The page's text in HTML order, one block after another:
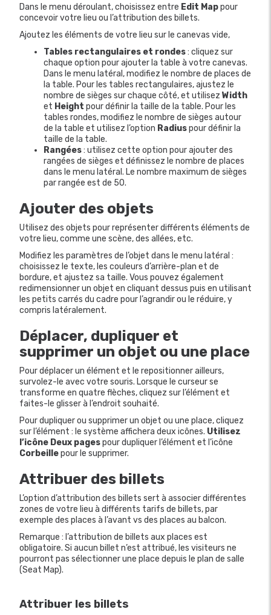
Dans le menu déroulant, choisissez entre Edit Mappour
concevoir votre lieu ou l’attribution des billets.
Ajoutez les éléments de votre lieu sur le canevas vide,
Tables rectangulaires et rondes: cliquez sur
chaque option pour ajouter la table à votre canevas.
Dans le menu latéral, modifiez le nombre de places de
la table. Pour les tables rectangulaires, ajustez le
nombre de sièges sur chaque côté, et utilisez Width
et Height pour définir la taille de la table. Pour les
tables rondes, modifiez le nombre de sièges autour
de la table et utilisez l’option Radiuspour définir la
taille de la table.
Rangées: utilisez cette option pour ajouter des
rangées de sièges et définissez le nombre de places
dans le menu latéral. Le nombre maximum de sièges
par rangée est de 50.
Ajouter des objets
Utilisez des objets pour représenter différents éléments de
votre lieu, comme une scène, des allées, etc.
Modifiez les paramètres de l’objet dans le menu latéral :
choisissez le texte, les couleurs d’arrière-plan et de
bordure, et ajustez sa taille. Vous pouvez également
redimensionner un objet en cliquant dessus puis en utilisant
les petits carrés du cadre pour l’agrandir ou le réduire, y
compris latéralement.
Déplacer, dupliquer et
supprimer un objet ou une place
Pour déplacer un élément et le repositionner ailleurs,
survolez-le avec votre souris. Lorsque le curseur se
transforme en quatre flèches, cliquez sur l’élément et
faites-le glisser à l’endroit souhaité.
Pour dupliquer ou supprimer un objet ou une place, cliquez
sur l’élément : le système affichera deux icônes. Utilisez
l’icône Deux pagespour dupliquer l’élément et l’icône
Corbeillepour le supprimer.
Attribuer des billets
L’option d’attribution des billets sert à associer différentes
zones de votre lieu à différents tarifs de billets, par
exemple des places à l’avant vs des places au balcon.
Remarque : l’attribution de billets aux places est
obligatoire. Si aucun billet n’est attribué, les visiteurs ne
pourront pas sélectionner une place depuis le plan de salle
(Seat Map).
Attribuer les billets